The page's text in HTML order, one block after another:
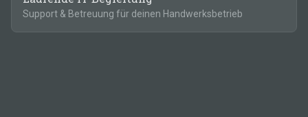
Support & Betreuung für deinen Handwerksbetrieb